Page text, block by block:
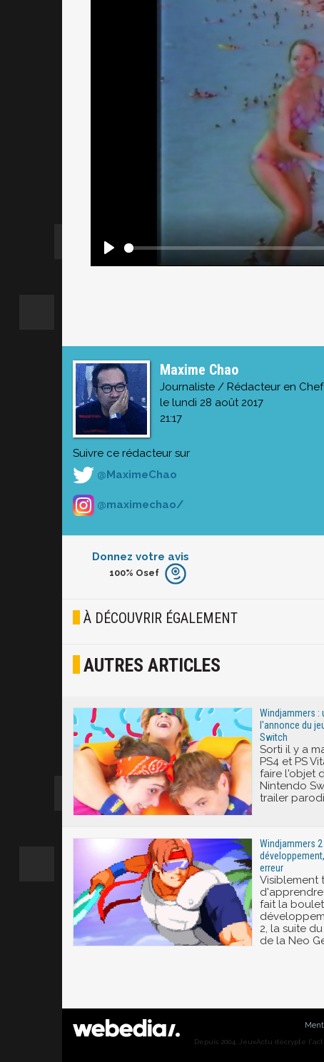
Maxime Chao
Journaliste / Rédacteur en Chef
le lundi 28 août 2017
21:17
Suivre ce rédacteur sur
@MaximeChao
@maximechao/
Donnez votre avis
Furieux
Joyeux
100% Osef
À DÉCOUVRIR ÉGALEMENT
AUTRES ARTICLES
Windjammers :
l'annonce du
Switch
Sorti il y a
PS4 et PS
faire l'objet
Nintendo
trailer
Windjammers
erreur
Visiblement
fait la
2, la suite
de la Neo
Depuis 2004, JeuxActu décrypte